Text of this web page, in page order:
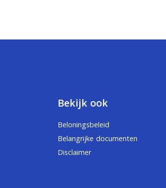
Bekijk ook
Beloningsbeleid
Belangrijke documenten
Disclaimer